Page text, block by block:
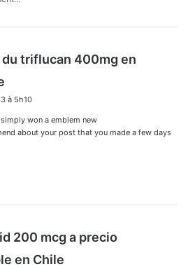
triflucan 400mg en
t
:
à 5h10
won a emblem new
about your post that you made a few days
200 mcg a precio
en Chile